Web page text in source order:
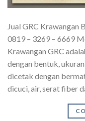
Jual GRC Krawangan
0819 – 3269 – 6669
Krawangan GRC
dengan bentuk,
dicetak dengan
dicuci, air, serat fiber